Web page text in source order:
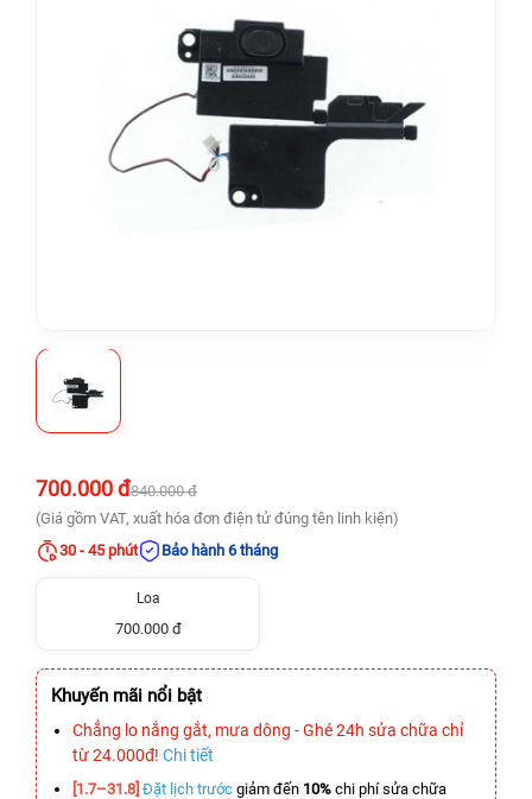
700.000 đ840.000 đ
(Giá gồm VAT, xuất hóa đơn điện tử đúng tên linh kiện)
30 - 45 phút
Bảo hành 6 tháng
Loa
700.000 đ
Khuyến mãi nổi bật
Chẳng lo nắng gắt, mưa dông - Ghé 24h sửa chữa chỉ
từ 24.000đ! Chi tiết
[1.7–31.8] Đặt lịch trước giảm đến 10% chi phí sửa chữa